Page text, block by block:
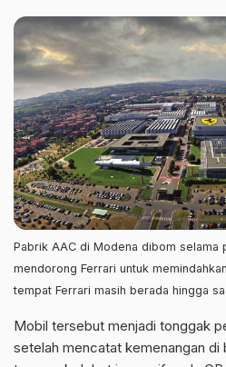
Pabrik AAC di Modena dibom selama
mendorong Ferrari untuk
tempat Ferrari masih berada hingga
Mobil tersebut menjadi tonggak
setelah mencatat kemenangan di